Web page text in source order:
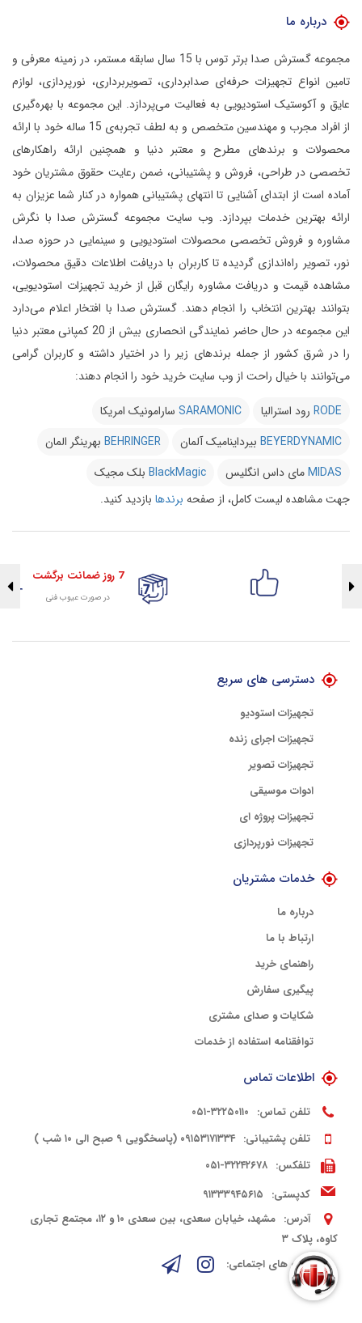
درباره ما
مجموعه گسترش صدا برتر توس با 15 سال سابقه مستمر، در زمینه معرفی و
تامین انواع تجهیزات حرفه‌ای صدابرداری، تصویربرداری، نورپردازی، لوازم
عایق و آکوستیک استودیویی به فعالیت می‌پردازد. این مجموعه با بهره‌گیری
از افراد مجرب و مهندسین متخصص و به لطف تجربه‌ی 15 ساله خود با ارائه
محصولات و برندهای مطرح و معتبر دنیا و همچنین ارائه راهکارهای
تخصصی در طراحی، فروش و پشتیبانی، ضمن رعایت حقوق مشتریان خود
آماده است از ابتدای آشنایی تا انتهای پشتیبانی همواره در کنار شما عزیزان به
ارائه بهترین خدمات بپردازد. وب سایت مجموعه گسترش صدا با نگرش
مشاوره و فروش تخصصی محصولات استودیویی و سینمایی در حوزه صدا،
نور، تصویر راه‌اندازی گردیده تا کاربران با دریافت اطلاعات دقیق محصولات،
مشاهده قیمت و دریافت مشاوره رایگان قبل از خرید تجهیزات استودیویی،
بتوانند بهترین انتخاب را انجام دهند. گسترش صدا با افتخار اعلام می‌دارد
این مجموعه در حال حاضر نمایندگی انحصاری بیش از 20 کمپانی معتبر دنیا
را در شرق کشور از جمله برندهای زیر را در اختیار داشته و کاربران گرامی
می‌توانند با خیال راحت از وب سایت خرید خود را انجام دهند:
RODE رود استرالیا SARAMONIC سارامونیک امریکا
BEYERDYNAMIC بیرداینامیک آلمان BEHRINGER بهرینگر المان
MIDASمای داس انگلیس BlackMagic بلک مجیک
جهت مشاهده لیست کامل، از صفحه برندها بازدید کنید.
7 روز ضمانت برگشت
در صورت عیوب فنی
دسترسی های سریع
تجهیزات استودیو
تجهیزات اجرای زنده
تجهیزات تصویر
ادوات موسیقی
تجهیزات پروژه ای
تجهیزات نورپردازی
خدمات مشتریان
درباره ما
ارتباط با ما
راهنمای خرید
پیگیری سفارش
شکایات و صدای مشتری
توافقنامه استفاده از خدمات
اطلاعات تماس
تلفن تماس: ۳۲۲۵۰۱۱۰-۰۵۱
تلفن پشتیبانی: ۰۹۱۵۳۱۷۱۳۳۴ (پاسخگویی ۹ صبح الی ۱۰ شب )
تلفکس: ۳۲۲۴۲۶۷۸-۰۵۱
کدپستی: ۹۱۳۳۳۹۴۵۶۱۵
آدرس:
مشهد، خیابان سعدی، بین سعدی ۱۰ و ۱۲، مجتمع تجاری
کاوه، پلاک ۳
شبکه های اجتماعی: